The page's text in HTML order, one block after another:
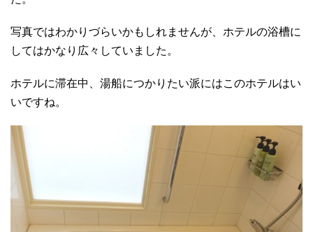
写真ではわかりづらいかもしれませんが、ホテルの浴槽に
してはかなり広々していました。
ホテルに滞在中、湯船につかりたい派にはこのホテルはい
いですね。